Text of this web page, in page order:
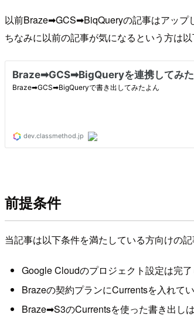
以前Braze➡︎GCS➡︎BiqQueryの記事はアップ
ちなみに以前の記事が気になるという方は以
前提条件
当記事は以下条件を満たしている方向けの記
Google Cloudのプロジェクト設定は完
Brazeの契約プランにCurrentsを入れて
Braze➡︎S3のCurrentsを使った書き出し